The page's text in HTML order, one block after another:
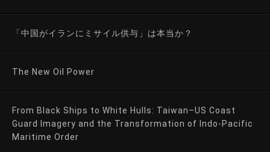
「中国がイランにミサイル供与」は本当か？
The New Oil Power
From Black Ships to White Hulls: Taiwan–US Coast
Guard Imagery and the Transformation of Indo-Pacific
Maritime Order